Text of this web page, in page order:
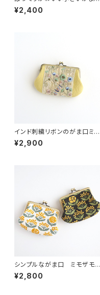
ポーチ 大人花柄グリーン
¥2,400
インド刺繍リボンのがま口ミニ
財布/ポーチ イエロー
¥2,900
シンプルながま口 ミモザモチ
ーフ花柄 オフホワイト・ブラッ
ク
¥2,800